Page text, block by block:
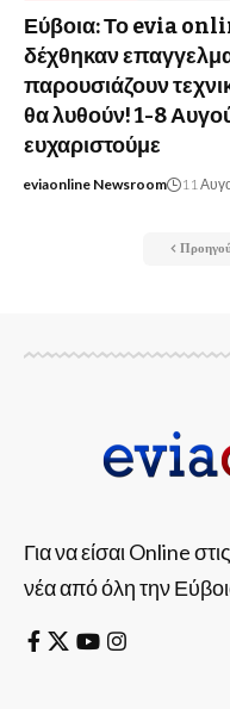
Εύβοια: Το evia
δέχθηκαν
παρουσιάζουν
θα λυθούν! 1-8
ευχαριστούμε
eviaonline Newsroom 11
Για να είσαι Online
νέα από όλη την